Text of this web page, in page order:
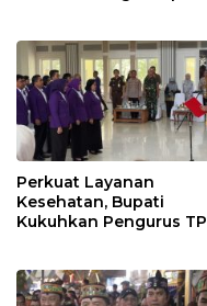
Perkuat Layanan
Kesehatan, Bupati
Kukuhkan Pengurus TP